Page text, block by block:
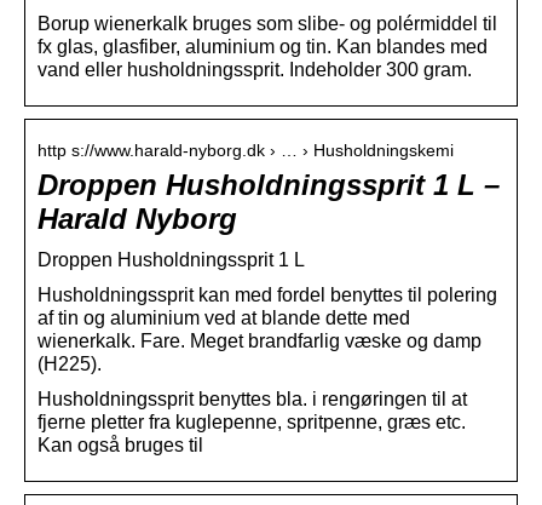
Borup wienerkalk bruges som slibe- og polérmiddel til
fx glas, glasfiber, aluminium og tin. Kan blandes med
vand eller husholdningssprit. Indeholder 300 gram.
http s://www.harald-nyborg.dk › … › Husholdningskemi
Droppen Husholdningssprit 1 L –
Harald Nyborg
Droppen Husholdningssprit 1 L
Husholdningssprit kan med fordel benyttes til polering
af tin og aluminium ved at blande dette med
wienerkalk. Fare. Meget brandfarlig væske og damp
(H225).
Husholdningssprit benyttes bla. i rengøringen til at
fjerne pletter fra kuglepenne, spritpenne, græs etc.
Kan også bruges til